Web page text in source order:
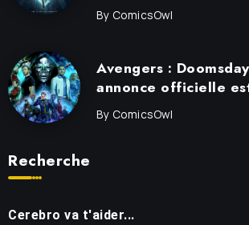
By ComicsOwl
Avengers :
annonce officielle
By ComicsOwl
Recherche
Cerebro va t'aider...